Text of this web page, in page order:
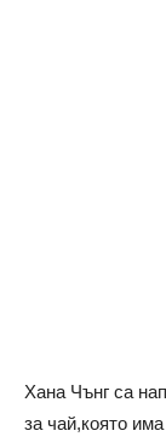
Хана Чънг са
за чай,която